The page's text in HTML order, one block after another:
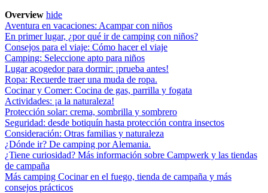
Overview hide
Aventura en vacaciones: Acampar con niños
En primer lugar, ¿por qué ir de camping con niños?
Consejos para el viaje: Cómo hacer el viaje
Camping: Seleccione apto para niños
Lugar acogedor para dormir: ¡prueba antes!
Ropa: Recuerde traer una muda de ropa.
Cocinar y Comer: Cocina de gas, parrilla y fogata
Actividades: ¡a la naturaleza!
Protección solar: crema, sombrilla y sombrero
Seguridad: desde botiquín hasta protección contra insectos
Consideración: Otras familias y naturaleza
¿Dónde ir? De camping por Alemania.
¿Tiene curiosidad? Más información sobre Campwerk y las tiendas
de campaña
Más camping Cocinar en el fuego, tienda de campaña y más
consejos prácticos